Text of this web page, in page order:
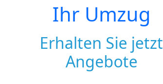
Ihr Umzug
Erhalten Sie jetzt
Angebote